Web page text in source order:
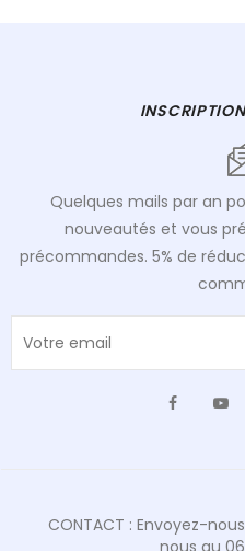
Quelques mails par an
nouveautés et vous
précommandes. 5% de
CONTACT : Envoyez-